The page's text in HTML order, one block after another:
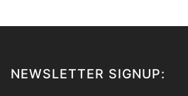
NEWSLETTER SIGNUP: